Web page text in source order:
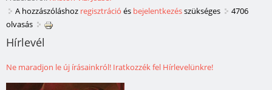
A hozzászóláshoz regisztráció és bejelentkezésszükséges
4706
olvasás
Hírlevél
Ne maradjon le új írásainkról! Iratkozzék fel Hírlevelünkre!